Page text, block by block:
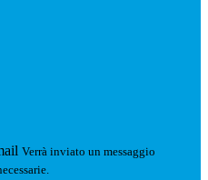
Verrà inviato un messaggio